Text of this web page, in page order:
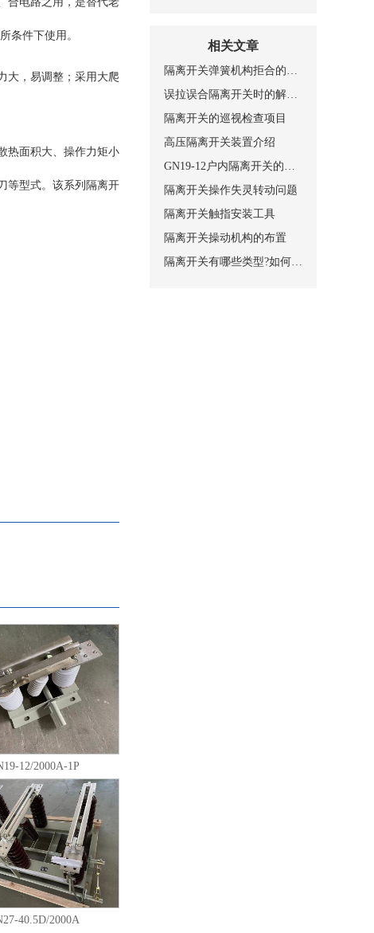
相关文章
隔离开关弹簧机构拒合的原因及改进
误拉误合隔离开关时的解决方法
隔离开关的巡视检查项目
高压隔离开关装置介绍
GN19-12户内隔离开关的适用条件和结构
隔离开关操作失灵转动问题
隔离开关触指安装工具
隔离开关操动机构的布置
隔离开关有哪些类型?如何安装?
平均值不超过
的受到尘埃、烟、烟
用环境条件制造厂可
4000m(高原型） 主
定在开关底架上下两个
。GN30-12D系列户内
条件下使用。
大，易调整；采用大爬
热面积大、操作力矩小
等型式。该系列隔离开
12/2000A-1P
40.5D/2000A